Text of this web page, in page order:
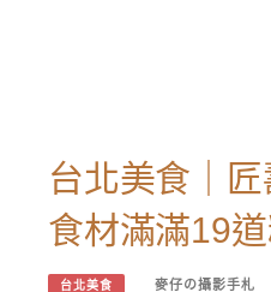
台北美食｜
食材滿滿19
台北美食 麥仔の攝影手札